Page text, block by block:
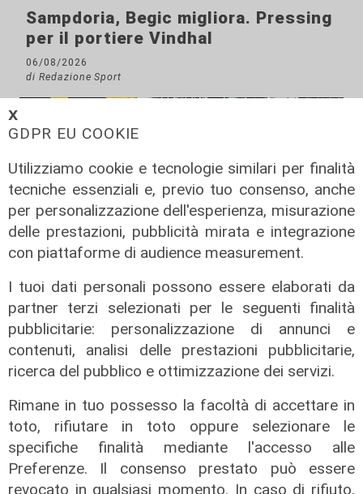
𝗫
GDPR EU COOKIE
Utilizziamo cookie e tecnologie similari per finalità
tecniche essenziali e, previo tuo consenso, anche
per personalizzazione dell'esperienza, misurazione
delle prestazioni, pubblicità mirata e integrazione
con piattaforme di audience measurement.
I tuoi dati personali possono essere elaborati da
partner terzi selezionati per le seguenti finalità
pubblicitarie: personalizzazione di annunci e
contenuti, analisi delle prestazioni pubblicitarie,
ricerca del pubblico e ottimizzazione dei servizi.
Rimane in tuo possesso la facoltà di accettare in
toto, rifiutare in toto oppure selezionare le
specifiche finalità mediante l'accesso alle
Preferenze. Il consenso prestato può essere
revocato in qualsiasi momento. In caso di rifiuto,
Sampdoria, Begic migliora. Pressing
per il portiere Vindhal
06/08/2026
di Redazione Sport
Mercato
La Sampdoria blinda Krastev: il
portiere prolunga fino al 2030
05/08/2026